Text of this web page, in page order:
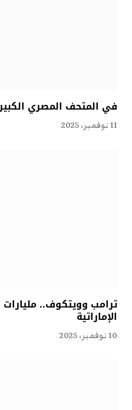
في المتحف المصري
11 نوفمبر، 2025
ترامب وويتكوف..
الإماراتية
10 نوفمبر، 2025